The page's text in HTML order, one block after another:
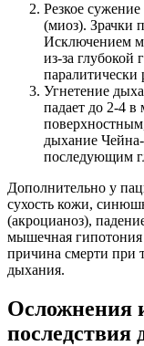
Резкое
(миоз). Зрачки
Исключением
из-за глубокой
паралитически
Угнетение
падает до 2-4 в
дыхание
последующим
Дополнительно у
сухость кожи,
(акроцианоз),
мышечная
причина смерти при
дыхания.
Осложнения
последствия